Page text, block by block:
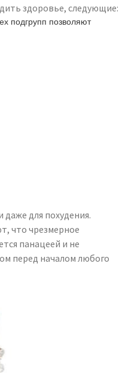
здоровье, следующие:
подгрупп позволяют
для похудения.
что чрезмерное
панацеей и не
перед началом любого